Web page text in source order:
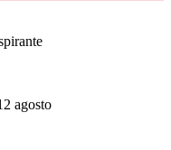
agosto